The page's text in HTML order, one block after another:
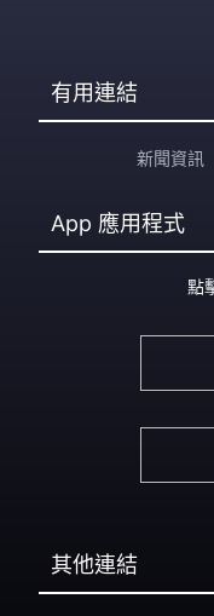
有用連結
新聞資訊
App 應用程式
點
其他連結